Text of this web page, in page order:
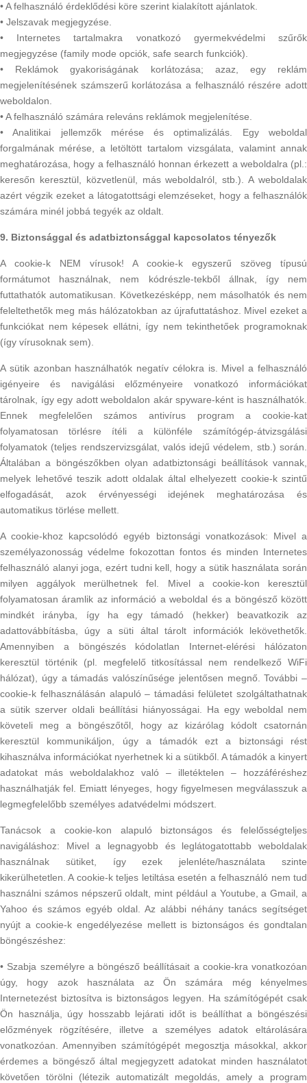
• A felhasználó érdeklődési köre szerint kialakított ajánlatok.
• Jelszavak megjegyzése.
• Internetes tartalmakra vonatkozó gyermekvédelmi szűrők
megjegyzése (family mode opciók, safe search funkciók).
• Reklámok gyakoriságának korlátozása; azaz, egy reklám
megjelenítésének számszerű korlátozása a felhasználó részére adott
weboldalon.
• A felhasználó számára releváns reklámok megjelenítése.
• Analitikai jellemzők mérése és optimalizálás. Egy weboldal
forgalmának mérése, a letöltött tartalom vizsgálata, valamint annak
meghatározása, hogy a felhasználó honnan érkezett a weboldalra (pl.:
keresőn keresztül, közvetlenül, más weboldalról, stb.). A weboldalak
azért végzik ezeket a látogatottsági elemzéseket, hogy a felhasználók
számára minél jobbá tegyék az oldalt.
9. Biztonsággal és adatbiztonsággal kapcsolatos tényezők
A cookie-k NEM vírusok! A cookie-k egyszerű szöveg típusú
formátumot használnak, nem kódrészle-tekből állnak, így nem
futtathatók automatikusan. Következésképp, nem másolhatók és nem
feleltethetők meg más hálózatokban az újrafuttatáshoz. Mivel ezeket a
funkciókat nem képesek ellátni, így nem tekinthetőek programoknak
(így vírusoknak sem).
A sütik azonban használhatók negatív célokra is. Mivel a felhasználó
igényeire és navigálási előzményeire vonatkozó információkat
tárolnak, így egy adott weboldalon akár spyware-ként is használhatók.
Ennek megfelelően számos antivírus program a cookie-kat
folyamatosan törlésre ítéli a különféle számítógép-átvizsgálási
folyamatok (teljes rendszervizsgálat, valós idejű védelem, stb.) során.
Általában a böngészőkben olyan adatbiztonsági beállítások vannak,
melyek lehetővé teszik adott oldalak által elhelyezett cookie-k szintű
elfogadását, azok érvényességi idejének meghatározása és
automatikus törlése mellett.
A cookie-khoz kapcsolódó egyéb biztonsági vonatkozások: Mivel a
személyazonosság védelme fokozottan fontos és minden Internetes
felhasználó alanyi joga, ezért tudni kell, hogy a sütik használata során
milyen aggályok merülhetnek fel. Mivel a cookie-kon keresztül
folyamatosan áramlik az információ a weboldal és a böngésző között
mindkét irányba, így ha egy támadó (hekker) beavatkozik az
adattovábbításba, úgy a süti által tárolt információk lekövethetők.
Amennyiben a böngészés kódolatlan Internet-elérési hálózaton
keresztül történik (pl. megfelelő titkosítással nem rendelkező WiFi
hálózat), úgy a támadás valószínűsége jelentősen megnő. További –
cookie-k felhasználásán alapuló – támadási felületet szolgáltathatnak
a sütik szerver oldali beállítási hiányosságai. Ha egy weboldal nem
követeli meg a böngészőtől, hogy az kizárólag kódolt csatornán
keresztül kommunikáljon, úgy a támadók ezt a biztonsági rést
kihasználva információkat nyerhetnek ki a sütikből. A támadók a kinyert
adatokat más weboldalakhoz való – illetéktelen – hozzáféréshez
használhatják fel. Emiatt lényeges, hogy figyelmesen megválasszuk a
legmegfelelőbb személyes adatvédelmi módszert.
Tanácsok a cookie-kon alapuló biztonságos és felelősségteljes
navigáláshoz: Mivel a legnagyobb és leglátogatottabb weboldalak
használnak sütiket, így ezek jelenléte/használata szinte
kikerülhetetlen. A cookie-k teljes letiltása esetén a felhasználó nem tud
használni számos népszerű oldalt, mint például a Youtube, a Gmail, a
Yahoo és számos egyéb oldal. Az alábbi néhány tanács segítséget
nyújt a cookie-k engedélyezése mellett is biztonságos és gondtalan
böngészéshez:
• Szabja személyre a böngésző beállításait a cookie-kra vonatkozóan
úgy, hogy azok használata az Ön számára még kényelmes
Internetezést biztosítva is biztonságos legyen. Ha számítógépét csak
Ön használja, úgy hosszabb lejárati időt is beállíthat a böngészési
előzmények rögzítésére, illetve a személyes adatok eltárolására
vonatkozóan. Amennyiben számítógépét megosztja másokkal, akkor
érdemes a böngésző által megjegyzett adatokat minden használatot
követően törölni (létezik automatizált megoldás, amely a program